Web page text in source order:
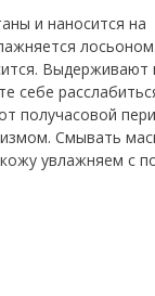
и наносится на
лосьоном.
Выдерживают
себе
получасовой
Смывать
кожу увлажняем